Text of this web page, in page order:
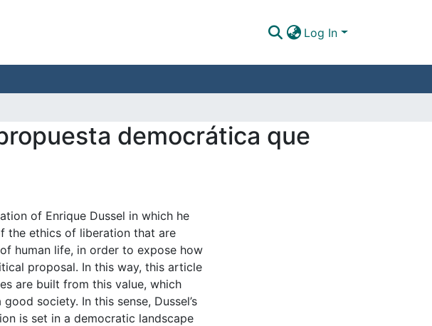
Log In
democrática que
of Enrique Dussel in which he
the ethics of liberation that are
human life, in order to expose how
proposal. In this way, this article
are built from this value, which
society. In this sense, Dussel’s
is set in a democratic landscape